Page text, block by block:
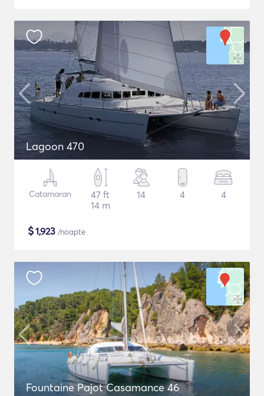
Lagoon 470
Catamaran
47 ft
14 m
14 4 4
$1,923 /noapte
Fountaine Pajot Casamance 46